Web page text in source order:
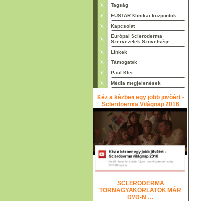
Tagság
EUSTAR Klinikai központok
Kapcsolat
Európai Scleroderma
Szervezetek Szövetsége
Linkek
Támogatók
Paul Klee
Média megjelenések
Kéz a kézben egy jobb jövőért -
Sclerdoerma Világnap 2016
SCLERODERMA
TORNAGYAKORLATOK MÁR
DVD-N …